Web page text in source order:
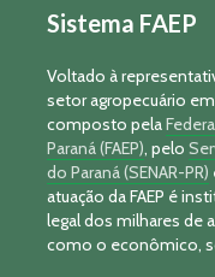
Sistema FAEP
Voltado à
setor agropecuário
composto pela
Paraná (FAEP), pelo
do Paraná (SENAR-PR)
atuação da FAEP é
legal dos milhares de
como o econômico,